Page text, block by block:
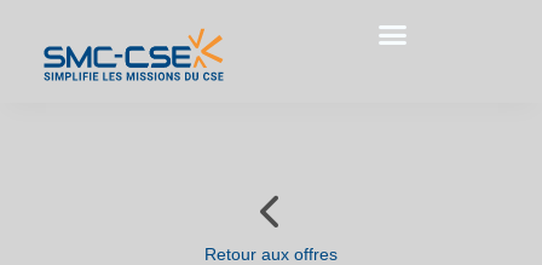
contenu
Retour aux offres